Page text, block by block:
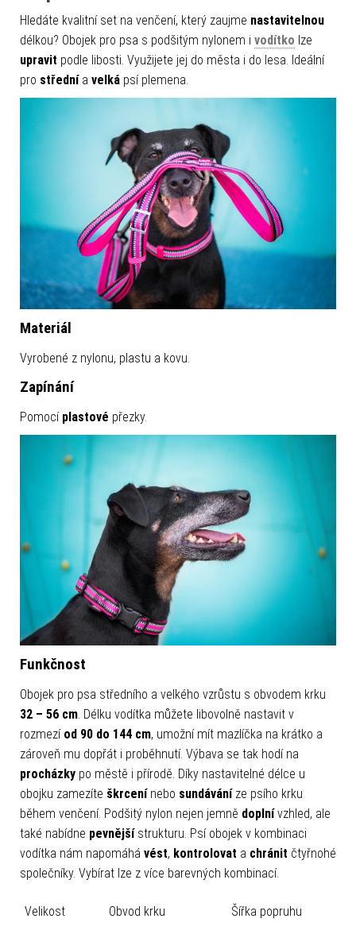
Hledáte kvalitní set na venčení, který zaujme nastavitelnou
délkou? Obojek pro psa s podšitým nylonem i vodítko lze
upravit podle libosti. Využijete jej do města i do lesa. Ideální
pro střednía velká psí plemena.
Materiál
Vyrobené z nylonu, plastu a kovu.
Zapínání
Pomocí plastové přezky.
Funkčnost
Obojek pro psa středního a velkého vzrůstu s obvodem krku
32 – 56 cm. Délku vodítka můžete libovolně nastavit v
rozmezí od 90 do 144 cm, umožní mít mazlíčka na krátko a
zároveň mu dopřát i proběhnutí. Výbava se tak hodí na
procházky po městě i přírodě. Díky nastavitelné délce u
obojku zamezíte škrcenínebo sundáváníze psího krku
během venčení. Podšitý nylon nejen jemně doplnívzhled, ale
také nabídne pevnějšístrukturu. Psí obojek v kombinaci
vodítka nám napomáhá vést, kontrolovat a chránit čtyřnohé
společníky. Vybírat lze z více barevných kombinací.
Velikost Obvod krku Šířka popruhu